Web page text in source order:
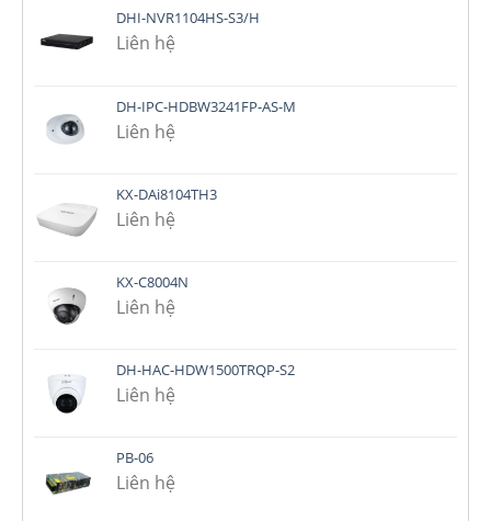
DHI-NVR1104HS-S3/H
Liên hệ
DH-IPC-HDBW3241FP-AS-M
Liên hệ
KX-DAi8104TH3
Liên hệ
KX-C8004N
Liên hệ
DH-HAC-HDW1500TRQP-S2
Liên hệ
PB-06
Liên hệ